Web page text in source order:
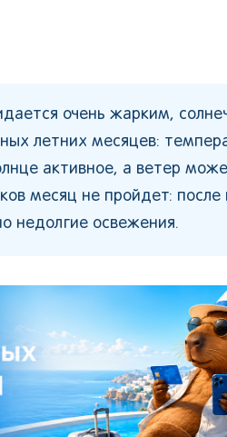
очень жарким,
летних месяцев:
активное, а ветер
месяц не пройдет: после
недолгие освежения.